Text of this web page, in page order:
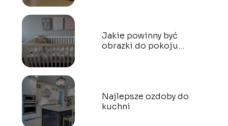
Jakie powinny być
obrazki do pokoju
Najlepsze ozdoby do
kuchni